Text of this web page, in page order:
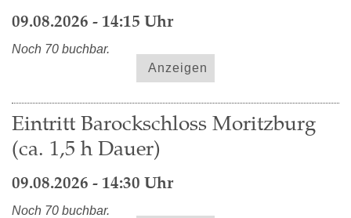
09.08.2026 - 14:15 Uhr
Noch 70 buchbar.
Anzeigen
Eintritt Barockschloss Moritzburg
(ca. 1,5 h Dauer)
09.08.2026 - 14:30 Uhr
Noch 70 buchbar.